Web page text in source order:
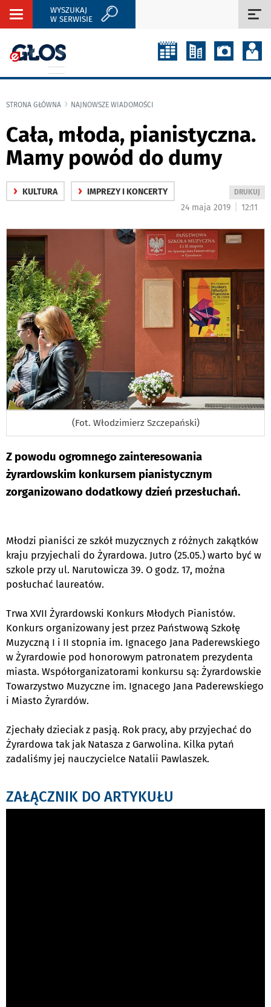
Rozwiń
WYSZUKAJ
W SERWISIE
STRONA GŁÓWNA NAJNOWSZE WIADOMOŚCI
Cała, młoda, pianistyczna.
Mamy powód do dumy
› KULTURA › IMPREZY I KONCERTY
WYDRUKUJ
DRUKUJ
24 maja 2019 12:11
(Fot. Włodzimierz Szczepański)
Z powodu ogromnego zainteresowania
żyrardowskim konkursem pianistycznym
zorganizowano dodatkowy dzień przesłuchań.
Młodzi pianiści ze szkół muzycznych z różnych zakątków
kraju przyjechali do Żyrardowa. Jutro (25.05.) warto być w
szkole przy ul. Narutowicza 39. O godz. 17, można
posłuchać laureatów.
Trwa XVII Żyrardowski Konkurs Młodych Pianistów.
Konkurs organizowany jest przez Państwową Szkołę
Muzyczną I i II stopnia im. Ignacego Jana Paderewskiego
w Żyrardowie pod honorowym patronatem prezydenta
miasta. Współorganizatorami konkursu są: Żyrardowskie
Towarzystwo Muzyczne im. Ignacego Jana Paderewskiego
i Miasto Żyrardów.
Zjechały dzieciak z pasją. Rok pracy, aby przyjechać do
Żyrardowa tak jak Natasza z Garwolina. Kilka pytań
zadaliśmy jej nauczycielce Natalii Pawlaszek.
ZAŁĄCZNIK DO ARTYKUŁU